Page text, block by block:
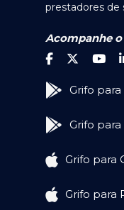
prestadores de
Acompanhe o
Grifo
Grifo
Grifo para
Grifo para